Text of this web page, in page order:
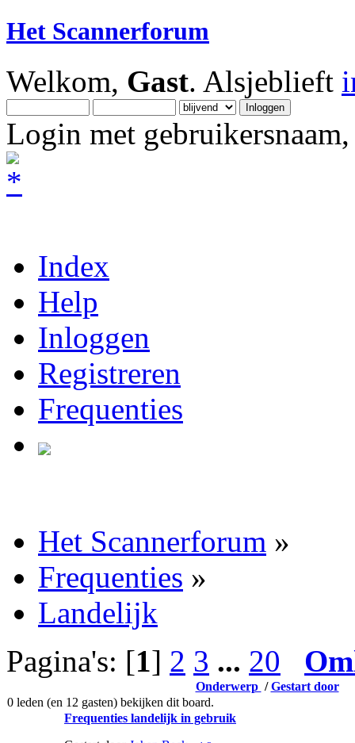
Het Scannerforum
Welkom, Gast. Alsjeblieft
Login met
Index
Help
Inloggen
Registreren
Frequenties
Het Scannerforum »
Frequenties »
Landelijk
Pagina's: [1] 2 3 ... 20
Onderwerp /Gestart door
0 leden (en 12 gasten) bekijken dit board.
Frequenties landelijk in gebruik